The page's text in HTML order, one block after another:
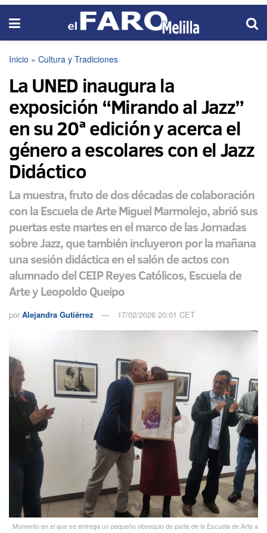
Inicio » Cultura y Tradiciones
La UNED inaugura la
exposición “Mirando al Jazz”
en su 20ª edición y acerca el
género a escolares con el Jazz
Didáctico
La muestra, fruto de dos décadas de colaboración
con la Escuela de Arte Miguel Marmolejo, abrió sus
puertas este martes en el marco de las Jornadas
sobre Jazz, que también incluyeron por la mañana
una sesión didáctica en el salón de actos con
alumnado del CEIP Reyes Católicos, Escuela de
Arte y Leopoldo Queipo
por Alejandra Gutiérrez 17/02/2026 20:01 CET
Momento en el que se entrega un pequeño obsequio de parte de la Escuela de Arte a